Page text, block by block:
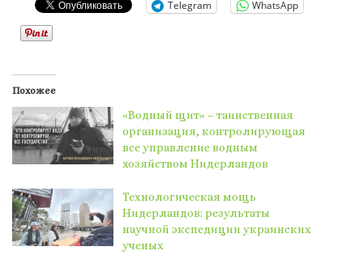
Telegram WhatsApp
Похожее
«Водный щит» – таинственная
организация, контролирующая
все управление водным
хозяйством Нидерландов
Технологическая мощь
Нидерландов: результаты
научной экспедиции украинских
ученых